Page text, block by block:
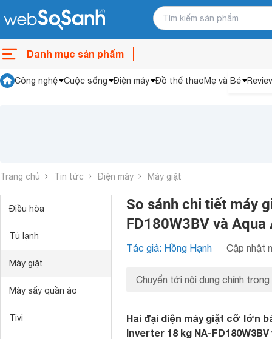
Danh mục sản phẩm
Công nghệ Cuộc sống Điện máy Đồ thể thaoMẹ và Bé
Trang chủ Tin tức Điện máy Máy giặt
Điều hòa
Tủ lạnh
Máy giặt
Máy sấy quần áo
Tivi
So sánh chi tiết máy
FD180W3BV và Aqua
Tác giả: Hồng Hạnh Cập nhật
Chuyển tới nội dung chính trong
Hai đại diện máy giặt cỡ lớn
Inverter 18 kg NA-